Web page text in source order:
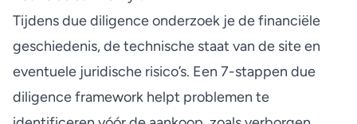
Tijdens due diligence onderzoek je de financiële
geschiedenis, de technische staat van de site en
eventuele juridische risico’s. Een 7-stappen due
diligence framework helpt problemen te